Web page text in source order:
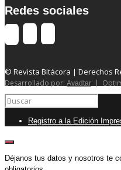
Redes sociales
© Revista Bitácora | Derechos
Desarrollado por: Avadtar |
Registro a la Edición
Déjanos tus datos y nosotros te